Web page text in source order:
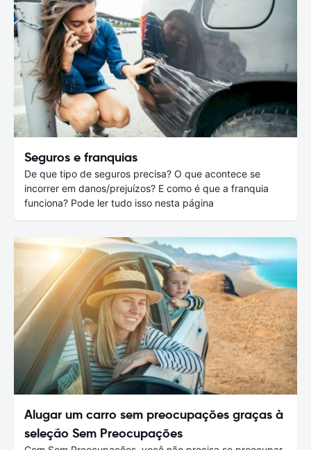
Seguros e franquias
De que tipo de seguros precisa? O que acontece se
incorrer em danos/prejuízos? E como é que a franquia
funciona? Pode ler tudo isso nesta página
Alugar um carro sem preocupações graças à
seleção Sem Preocupações